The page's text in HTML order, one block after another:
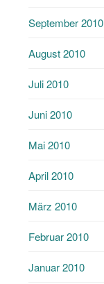
September 2010
August 2010
Juli 2010
Juni 2010
Mai 2010
April 2010
März 2010
Februar 2010
Januar 2010